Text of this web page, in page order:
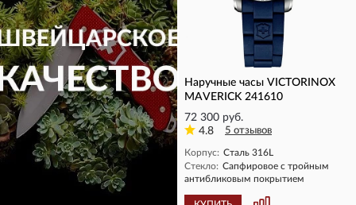
Наручные часы VICTORINOX
MAVERICK 241610
72 300 руб.
4.8
5 отзывов
Корпус: Сталь 316L
Стекло: Сапфировое с тройным
антибликовым покрытием